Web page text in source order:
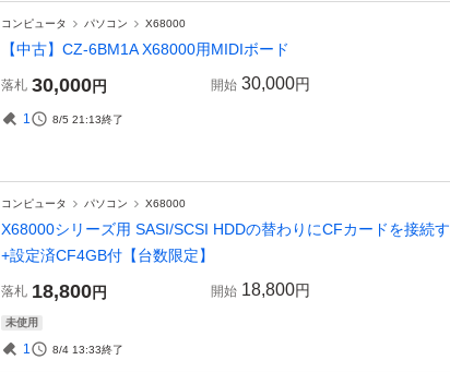
コンピュータ パソコン X68000
【中古】CZ-6BM1A X68000用MIDIボード
落札 30,000円 開始 30,000円
1 8/5 21:13終了
コンピュータ パソコン X68000
X68000シリーズ用 SASI/SCSI HDDの替わりにCFカードを接続
+設定済CF4GB付【台数限定】
落札 18,800円 開始 18,800円
未使用
1 8/4 13:33終了